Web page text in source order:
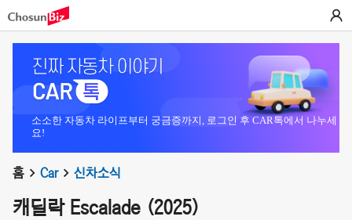
소소한 자동차 라이프부터 궁금증까지, 로그인 후 CAR톡에서 나누세
요!
홈 Car 신차소식
캐딜락 Escalade (2025)